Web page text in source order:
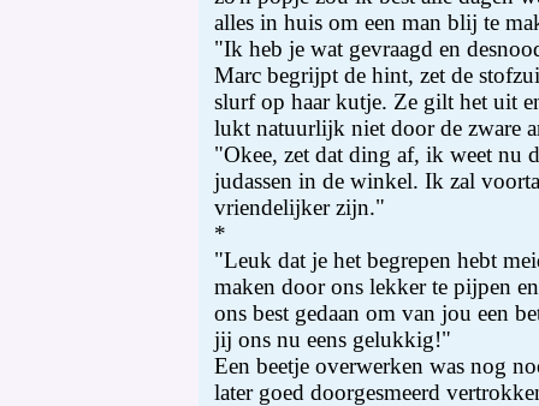
alles in huis om een man blij te
"Ik heb je wat gevraagd en
Marc begrijpt de hint, zet de
slurf op haar kutje. Ze gilt het uit
lukt natuurlijk niet door de zware
"Okee, zet dat ding af, ik weet nu
judassen in de winkel. Ik zal
vriendelijker zijn."
*
"Leuk dat je het begrepen hebt
maken door ons lekker te pijpen
ons best gedaan om van jou een
jij ons nu eens gelukkig!"
Een beetje overwerken was nog
later goed doorgesmeerd